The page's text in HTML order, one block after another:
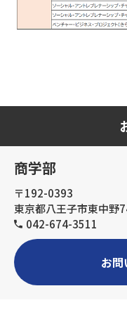
商学部
〒192-0393
東京都八王子市東中野
042-674-3511
お問